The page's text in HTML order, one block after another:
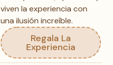
viven la experiencia con
una ilusión increíble.
Regala La
Experiencia